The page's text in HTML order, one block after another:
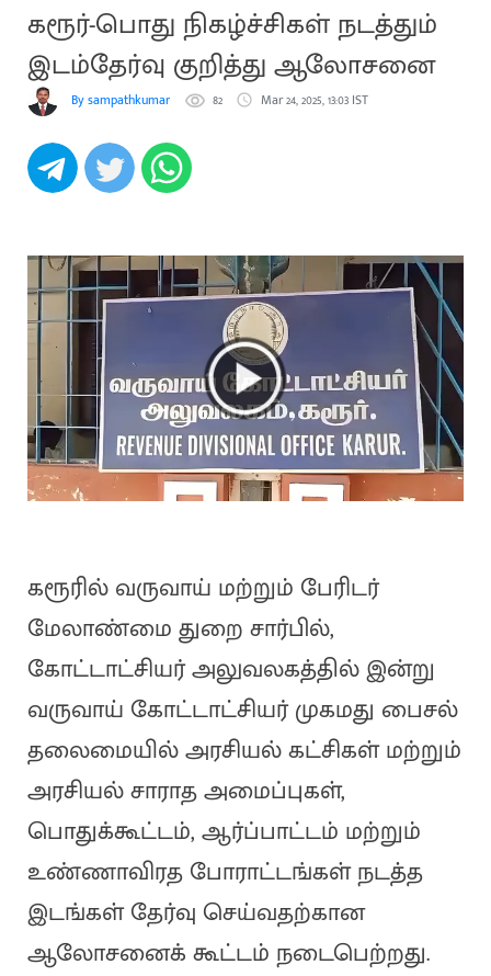
கரூர்-பொது நிகழ்ச்சிகள் நடத்தும்
இடம்தேர்வு குறித்து ஆலோசனை
By sampathkumar 82 Mar 24, 2025, 13:03 IST
கரூரில் வருவாய் மற்றும் பேரிடர்
மேலாண்மை துறை சார்பில்,
கோட்டாட்சியர் அலுவலகத்தில் இன்று
வருவாய் கோட்டாட்சியர் முகமது பைசல்
தலைமையில் அரசியல் கட்சிகள் மற்றும்
அரசியல் சாராத அமைப்புகள்,
பொதுக்கூட்டம், ஆர்ப்பாட்டம் மற்றும்
உண்ணாவிரத போராட்டங்கள் நடத்த
இடங்கள் தேர்வு செய்வதற்கான
ஆலோசனைக் கூட்டம் நடைபெற்றது.